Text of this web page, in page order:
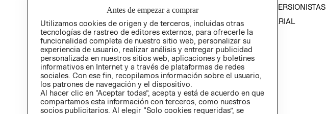
RELACIÓN CON INVERSIONISTAS
POLÍTICA EMPRESARIAL
Antes de empezar a comprar
Utilizamos cookies de origen y de terceros, incluidas otras
tecnologías de rastreo de editores externos, para ofrecerle la
funcionalidad completa de nuestro sitio web, personalizar su
experiencia de usuario, realizar análisis y entregar publicidad
personalizada en nuestros sitios web, aplicaciones y boletines
informativos en Internet y a través de plataformas de redes
sociales. Con ese fin, recopilamos información sobre el usuario,
los patrones de navegación y el dispositivo.
Al hacer clic en “Aceptar todas”, acepta y está de acuerdo en que
compartamos esta información con terceros, como nuestros
socios publicitarios. Al elegir “Solo cookies requeridas”, se